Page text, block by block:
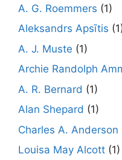
A. G. Roemmers (1)
Aleksandrs Apsītis
A. J. Muste (1)
Archie Randolph
A. R. Bernard (1)
Alan Shepard (1)
Charles A. Anderson
Louisa May Alcott (1)